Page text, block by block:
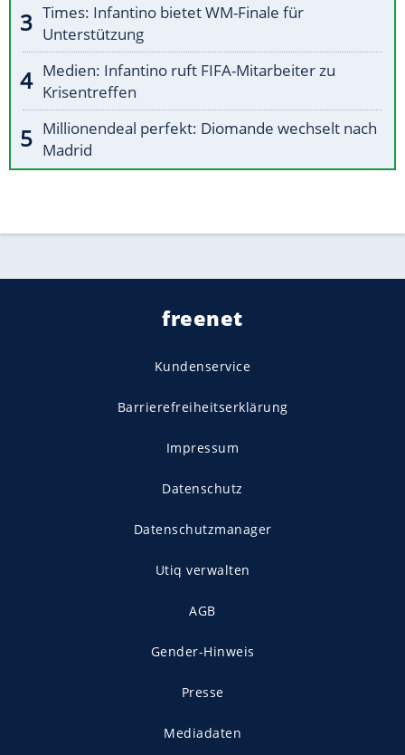
Times: Infantino bietet WM-Finale für
Unterstützung
Medien: Infantino ruft FIFA-Mitarbeiter zu
Krisentreffen
Millionendeal perfekt: Diomande wechselt nach
Madrid
freenet
Kundenservice
Barrierefreiheitserklärung
Impressum
Datenschutz
Datenschutzmanager
Utiq verwalten
AGB
Gender-Hinweis
Presse
Mediadaten